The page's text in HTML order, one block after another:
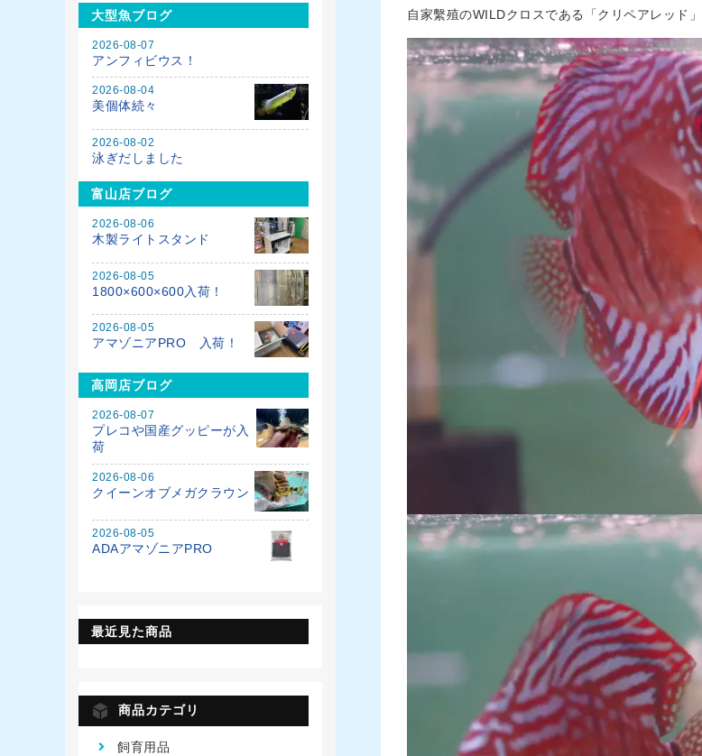
自家繫殖のWILDクロスである「クリペアレッド
大型魚ブログ
2026-08-07
アンフィビウス！
2026-08-04
美個体続々
2026-08-02
泳ぎだしました
富山店ブログ
2026-08-06
木製ライトスタンド
2026-08-05
1800×600×600入荷！
2026-08-05
アマゾニアPRO 入荷！
高岡店ブログ
2026-08-07
プレコや国産グッピーが入
荷
2026-08-06
クイーンオブメガクラウン
2026-08-05
ADAアマゾニアPRO
最近見た商品
商品カテゴリ
飼育用品